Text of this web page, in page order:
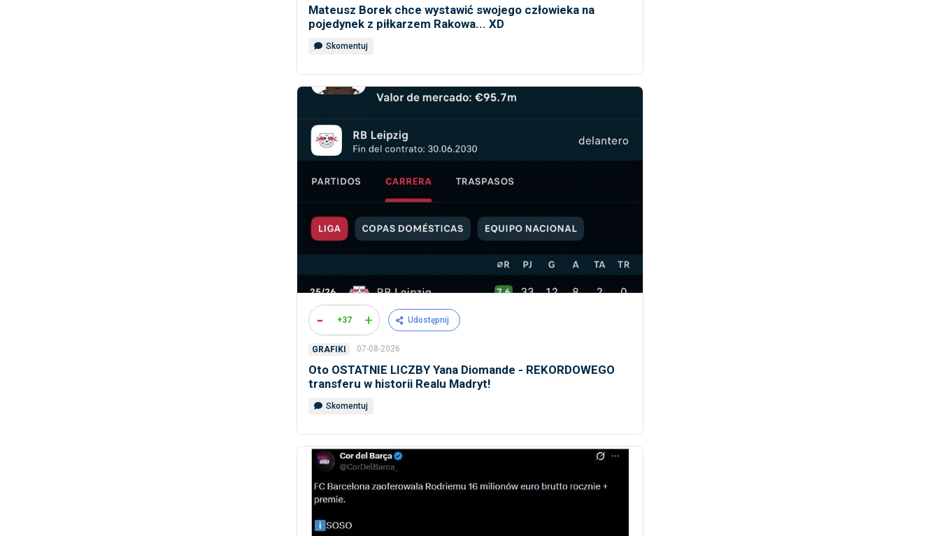
Mateusz Borek chce wystawić swojego człowieka na
pojedynek z piłkarzem Rakowa... XD
Skomentuj
- +37 + Udostępnij
GRAFIKI 07-08-2026
Oto OSTATNIE LICZBY Yana Diomande - REKORDOWEGO
transferu w historii Realu Madryt!
Skomentuj